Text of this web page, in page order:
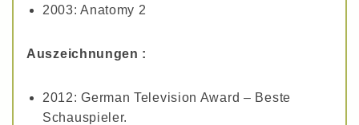
2003: Anatomy 2
Auszeichnungen :
2012: German Television Award – Beste
Schauspieler.